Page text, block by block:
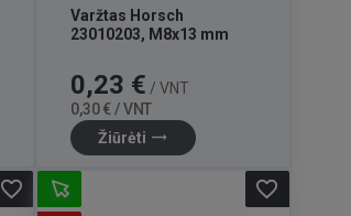
Varžtas Horsch
23010203, M8x13 mm
Kaina
0,23 € / VNT
0,30 € / VNT
Žiūrėti trending_flat
favorite_border favorite_border